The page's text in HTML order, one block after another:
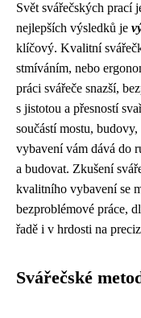
Svět svářečských prací
nejlepších výsledků je
klíčový. Kvalitní
stmíváním, nebo
práci svářeče snazší,
s jistotou a přesností
součástí mostu,
vybavení vám dává do
a budovat. Zkušení
kvalitního vybavení se
bezproblémové práce,
řadě i v hrdosti na
Svářečské